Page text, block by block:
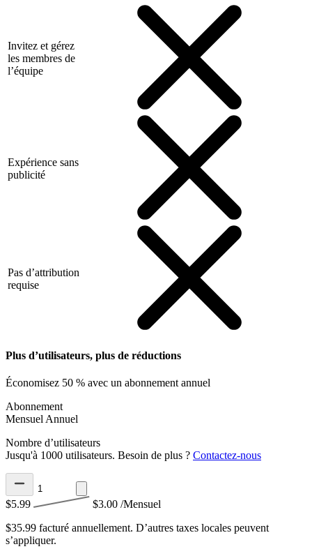
Invitez et gérez
les membres de
l’équipe
Expérience sans
publicité
Pas d’attribution
requise
Plus d’utilisateurs, plus de réductions
Économisez 50 % avec un abonnement annuel
Abonnement
Mensuel Annuel
Nombre d’utilisateurs
Jusqu'à 1000 utilisateurs. Besoin de plus ? Contactez-nous
$5.99 $3.00 /Mensuel
$35.99 facturé annuellement. D’autres taxes locales peuvent
s’appliquer.